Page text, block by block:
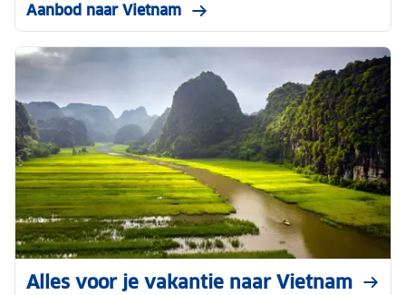
Aanbod naar Vietnam
Alles voor je vakantie naar Vietnam